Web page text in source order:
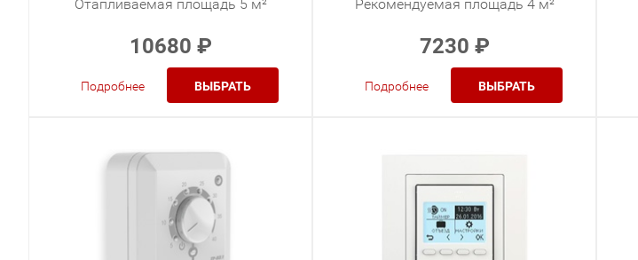
Отапливаемая площадь 5 м²
10680 ₽
Подробнее ВЫБРАТЬ
Рекомендуемая площадь 4 м²
7230 ₽
Подробнее ВЫБРАТЬ